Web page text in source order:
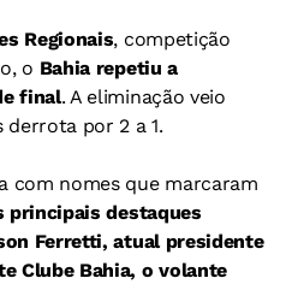
Regionais, competição
o Bahia repetiu a
final. A eliminação veio
derrota por 2 a 1.
com nomes que marcaram
principais destaques
Ferretti, atual presidente
Clube Bahia, o volante